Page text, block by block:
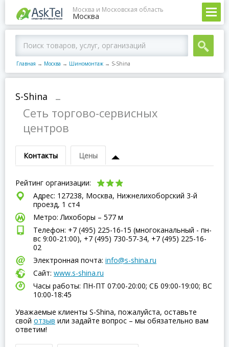
Москва и Московская область
Москва
Главная → Москва → Шиномонтаж → S-Shina
S-Shina
–
Сеть торгово-сервисных
центров
Контакты Цены
Рейтинг организации:
Адрес: 127238, Москва, Нижнелихоборский 3-й
проезд, 1 ст4
Метро: Лихоборы – 577 м
Телефон: +7 (495) 225-16-15 (многоканальный - пн-
вс 9:00-21:00), +7 (495) 730-57-34, +7 (495) 225-16-
02
Электронная почта: info@s-shina.ru
Сайт: www.s-shina.ru
Часы работы: ПН-ПТ 07:00-20:00; СБ 09:00-19:00; ВC
10:00-18:45
Уважаемые клиенты S-Shina, пожалуйста, оставьте
свой отзыв или задайте вопрос – мы обязательно вам
ответим!